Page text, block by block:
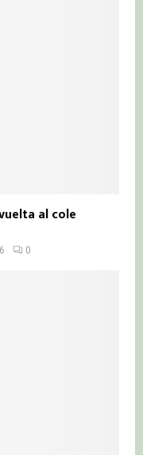
al cole
0